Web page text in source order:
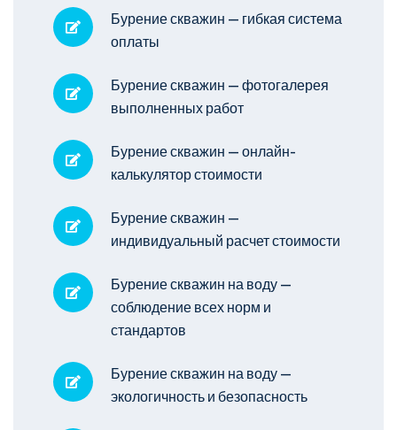
Бурение скважин — гибкая система
оплаты
Бурение скважин — фотогалерея
выполненных работ
Бурение скважин — онлайн-
калькулятор стоимости
Бурение скважин —
индивидуальный расчет стоимости
Бурение скважин на воду —
соблюдение всех норм и
стандартов
Бурение скважин на воду —
экологичность и безопасность